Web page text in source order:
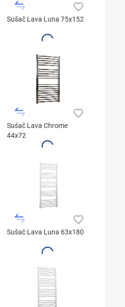
Sušač Lava Luna 75x152
Sušač Lava Chrome
44x72
Sušač Lava Luna 63x180